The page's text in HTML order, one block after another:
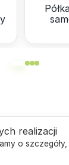
realizacji
o